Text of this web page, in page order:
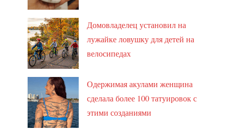
Домовладелец установил на
лужайке ловушку для детей на
велосипедах
Одержимая акулами женщина
сделала более 100 татуировок с
этими созданиями